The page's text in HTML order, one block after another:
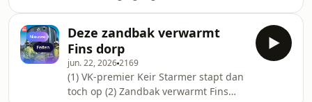
Feiten Checker: tatoeëren mensen
tegen betaling reclame op hun
voorhoofd? (4) Menstruatiebloed
bevat schat aan medische informatie
(5) Middagjournaal: Nico Dijkshoorn
Deze zandbak verwarmt
Fins dorp
jun. 22, 20262169
(1) VK-premier Keir Starmer stapt dan
toch op (2) Zandbak verwarmt Fins